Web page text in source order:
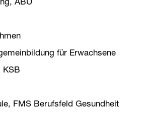
ABU
für Erwachsene
KSB
FMS Berufsfeld Gesundheit